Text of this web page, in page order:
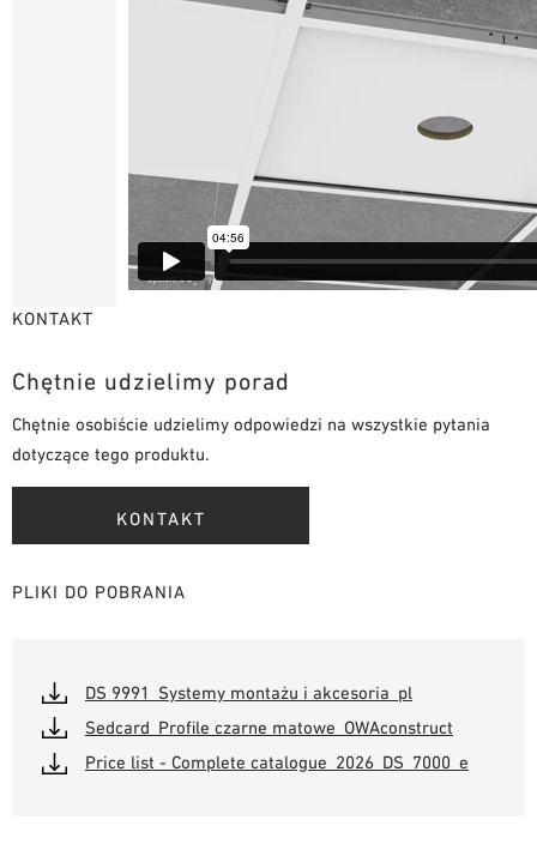
KONTAKT
Chętnie udzielimy porad
Chętnie osobiście udzielimy odpowiedzi na wszystkie pytania
dotyczące tego produktu.
KONTAKT
PLIKI DO POBRANIA
DS 9991_Systemy montażu i akcesoria_pl
Sedcard_Profile czarne matowe_OWAconstruct
Price list - Complete catalogue_2026_DS_7000_e